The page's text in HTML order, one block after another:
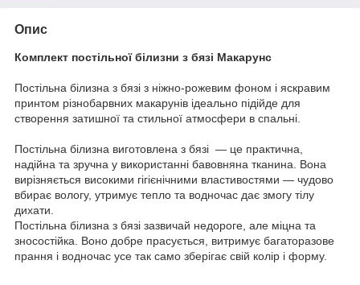
Опис
Комплект постільної білизни з бязі Макарунс
Постільна білизна з бязі з ніжно-рожевим фоном і яскравим
принтом різнобарвних макарунів ідеально підійде для
створення затишної та стильної атмосфери в спальні.
Постільна білизна виготовлена з бязі — це практична,
надійна та зручна у використанні бавовняна тканина. Вона
вирізняється високими гігієнічними властивостями — чудово
вбирає вологу, утримує тепло та водночас дає змогу тілу
дихати.
Постільна білизна з бязі зазвичай недороге, але міцна та
зносостійка. Воно добре прасується, витримує багаторазове
прання і водночас усе так само зберігає свій колір і форму.